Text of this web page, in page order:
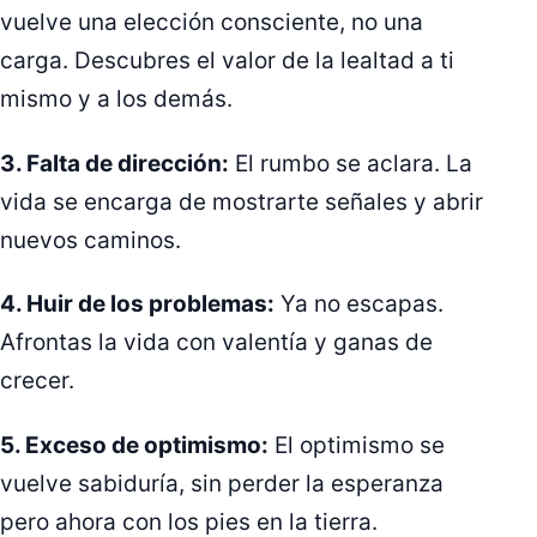
vuelve una elección consciente, no una
carga. Descubres el valor de la lealtad a ti
mismo y a los demás.
3. Falta de dirección: El rumbo se aclara. La
vida se encarga de mostrarte señales y abrir
nuevos caminos.
4. Huir de los problemas: Ya no escapas.
Afrontas la vida con valentía y ganas de
crecer.
5. Exceso de optimismo: El optimismo se
vuelve sabiduría, sin perder la esperanza
pero ahora con los pies en la tierra.